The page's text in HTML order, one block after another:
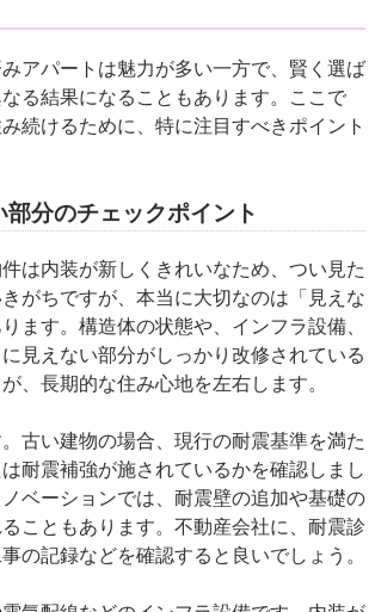
アパートは魅力が多い一方で、賢く選ば
る結果になることもあります。ここで
続けるために、特に注目すべきポイント
分のチェックポイント
は内装が新しくきれいなため、つい見た
がちですが、本当に大切なのは「見えな
ます。構造体の状態や、インフラ設備、
見えない部分がしっかり改修されている
、長期的な住み心地を左右します。
古い建物の場合、現行の耐震基準を満た
耐震補強が施されているかを確認しまし
ベーションでは、耐震壁の追加や基礎の
こともあります。不動産会社に、耐震診
の記録などを確認すると良いでしょう。